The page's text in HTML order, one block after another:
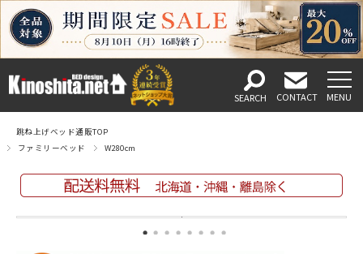
跳ね上げベッド通販TOP
ファミリーベッド
W280cm